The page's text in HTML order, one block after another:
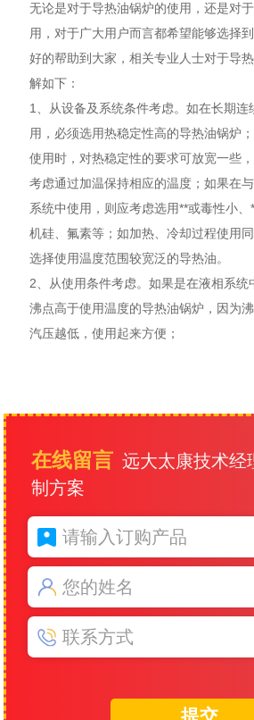
无论是对于导热油锅炉的使用，还是对
用，对于广大用户而言都希望能够选择
好的帮助到大家，相关专业人士对于导
解如下：
1、从设备及系统条件考虑。如在长期连
用，必须选用热稳定性高的导热油锅炉
使用时，对热稳定性的要求可放宽一些
考虑通过加温保持相应的温度；如果在
系统中使用，则应考虑选用**或毒性小
机硅、氟素等；如加热、冷却过程使用
选择使用温度范围较宽泛的导热油。
2、从使用条件考虑。如果是在液相系统
沸点高于使用温度的导热油锅炉，因为
汽压越低，使用起来方便；
在线留言 远大太康技术经
制方案